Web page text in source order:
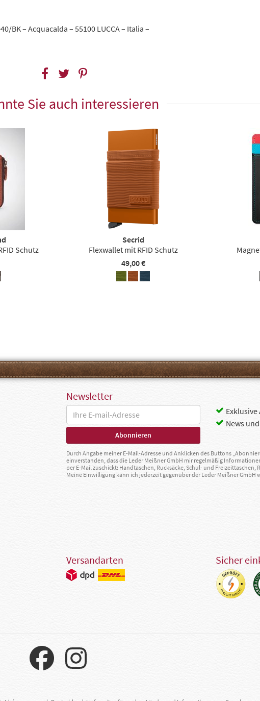
BK – Acquacalda – 55100 LUCCA – Italia –
Sie auch interessieren
Schutz
Secrid
Flexwallet mit RFID Schutz
49,00 €
Newsletter
News
Durch Angabe meiner E-Mail-Adresse und Anklicken des Buttons
einverstanden, dass die Leder Meißner GmbH mir regelmäßig
per E-Mail zuschickt: Handtaschen, Rucksäcke, Schul- und Freizeittaschen,
Meine Einwilligung kann ich jederzeit gegenüber der Leder Meißner GmbH
Versandarten Sicher